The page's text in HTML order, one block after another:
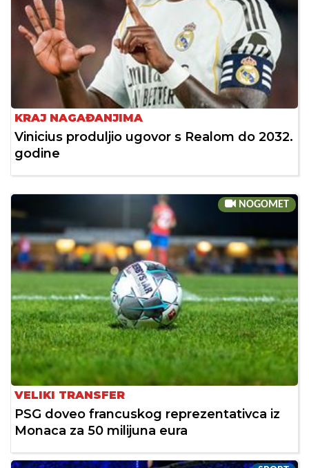
KRAJ NAGAĐANJIMA
Vinicius produljio ugovor s Realom do 2032.
godine
NOGOMET
VELIKI TRANSFER
PSG doveo francuskog reprezentativca iz
Monaca za 50 milijuna eura